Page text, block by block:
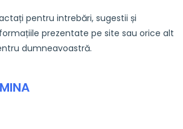
pentru intrebări, sugestii și
prezentate pe site sau orice alt
dumneavoastră.